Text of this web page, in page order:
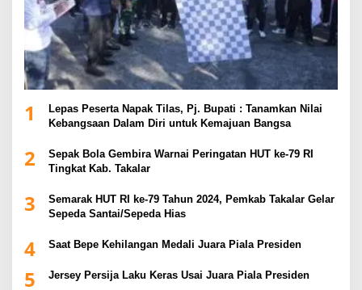
1
Lepas Peserta Napak Tilas, Pj. Bupati : Tanamkan Nilai
Kebangsaan Dalam Diri untuk Kemajuan Bangsa
2
Sepak Bola Gembira Warnai Peringatan HUT ke-79 RI
Tingkat Kab. Takalar
3
Semarak HUT RI ke-79 Tahun 2024, Pemkab Takalar Gelar
Sepeda Santai/Sepeda Hias
4 Saat Bepe Kehilangan Medali Juara Piala Presiden
5 Jersey Persija Laku Keras Usai Juara Piala Presiden